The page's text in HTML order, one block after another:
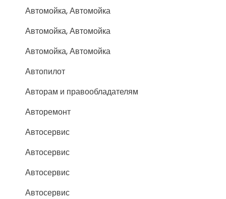
Автомойка, Автомойка
Автомойка, Автомойка
Автомойка, Автомойка
Автопилот
Авторам и правообладателям
Авторемонт
Автосервис
Автосервис
Автосервис
Автосервис